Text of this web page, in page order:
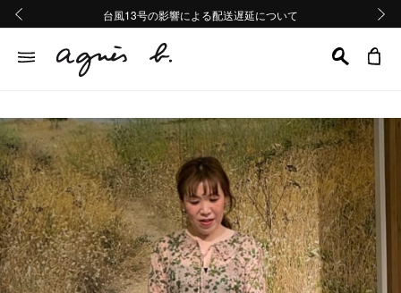
熊本地域地震の影響による配送遅延について
Summer Sale 2buy10%OFF!!
台風13号の影響による配送遅延について
熊本地域地震の影響による配送遅延について
Summer Sale 2buy10%OFF!!